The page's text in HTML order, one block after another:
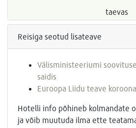
taevas
Reisiga seotud lisateave
Välisministeeriumi
saidis
Euroopa Liidu teave
Hotelli info põhineb kolmandate
ja võib muutuda ilma ette